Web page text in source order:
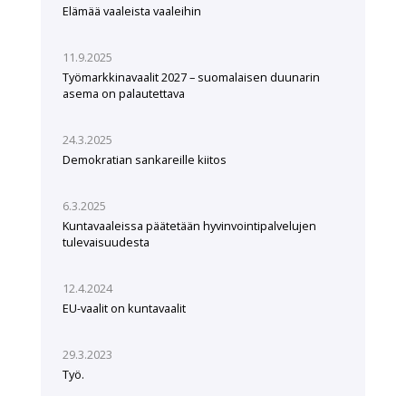
Elämää vaaleista vaaleihin
11.9.2025
Työmarkkinavaalit 2027 – suomalaisen duunarin
asema on palautettava
24.3.2025
Demokratian sankareille kiitos
6.3.2025
Kuntavaaleissa päätetään hyvinvointipalvelujen
tulevaisuudesta
12.4.2024
EU-vaalit on kuntavaalit
29.3.2023
Työ.